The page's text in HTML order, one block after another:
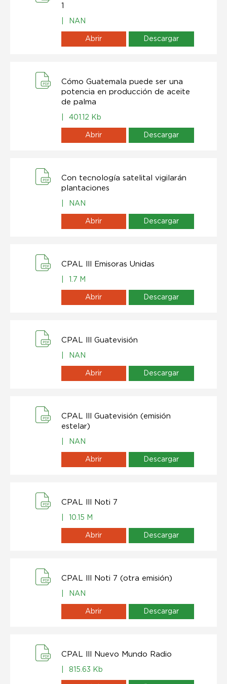
1
NAN
Abrir Descargar
Cómo Guatemala puede ser una
potencia en producción de aceite
de palma
401.12 Kb
Abrir Descargar
Con tecnología satelital vigilarán
plantaciones
NAN
Abrir Descargar
CPAL lll Emisoras Unidas
1.7 M
Abrir Descargar
CPAL lll Guatevisión
NAN
Abrir Descargar
CPAL lll Guatevisión (emisión
estelar)
NAN
Abrir Descargar
CPAL lll Noti 7
10.15 M
Abrir Descargar
CPAL lll Noti 7 (otra emisión)
NAN
Abrir Descargar
CPAL lll Nuevo Mundo Radio
815.63 Kb